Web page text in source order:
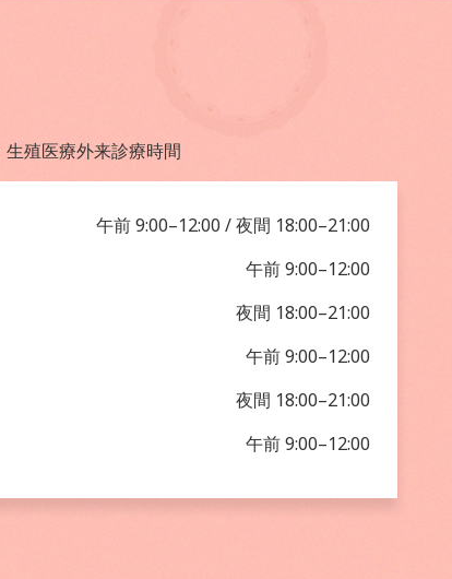
生殖医療外来診療時間
午前 9:00–12:00 / 夜間 18:00–21:00
午前 9:00–12:00
夜間 18:00–21:00
午前 9:00–12:00
夜間 18:00–21:00
午前 9:00–12:00